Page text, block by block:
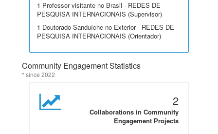
1 Professor visitante no Brasil - REDES DE
PESQUISA INTERNACIONAIS (Supervisor)
1 Doutorado Sanduíche no Exterior - REDES DE
PESQUISA INTERNACIONAIS (Orientador)
Community Engagement Statistics
* since 2022
2
Collaborations in Community
Engagement Projects